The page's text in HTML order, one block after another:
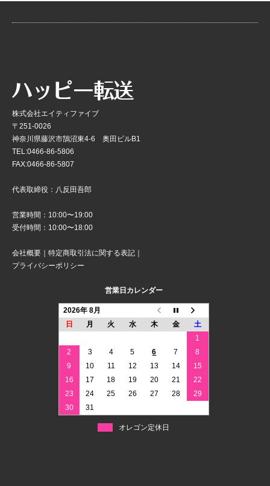
株式会社エイティファイブ
〒251-0026
神奈川県藤沢市鵠沼東4-6 奥田ビルB1
TEL:0466-86-5806
FAX:0466-86-5807
代表取締役：八反田吾郎
営業時間：10:00〜19:00
受付時間：10:00〜18:00
会社概要 ｜ 特定商取引法に関する表記 ｜
プライバシーポリシー
営業日カレンダー
2026年 8月
日
月 火 水 木 金
土
1
2
3 4 5 6 7
8
9
10 11 12 13 14
15
16
17 18 19 20 21
22
23
24 25 26 27 28
29
30
31
オレゴン定休日